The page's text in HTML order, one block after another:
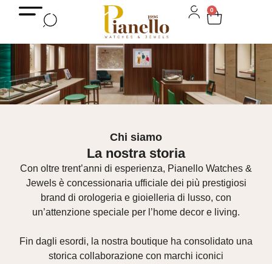
0
Chi siamo
La nostra storia
Con oltre trent’anni di esperienza, Pianello Watches &
Jewels è concessionaria ufficiale dei più prestigiosi
brand di orologeria e gioielleria di lusso, con
un’attenzione speciale per l’home decor e living.
Fin dagli esordi, la nostra boutique ha consolidato una
storica collaborazione con marchi iconici